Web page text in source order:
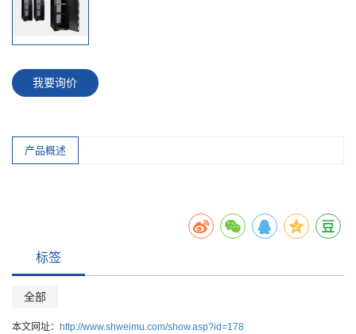
我要询价
产品概述
标签
全部
本文网址： http://www.shweimu.com/show.asp?id=178